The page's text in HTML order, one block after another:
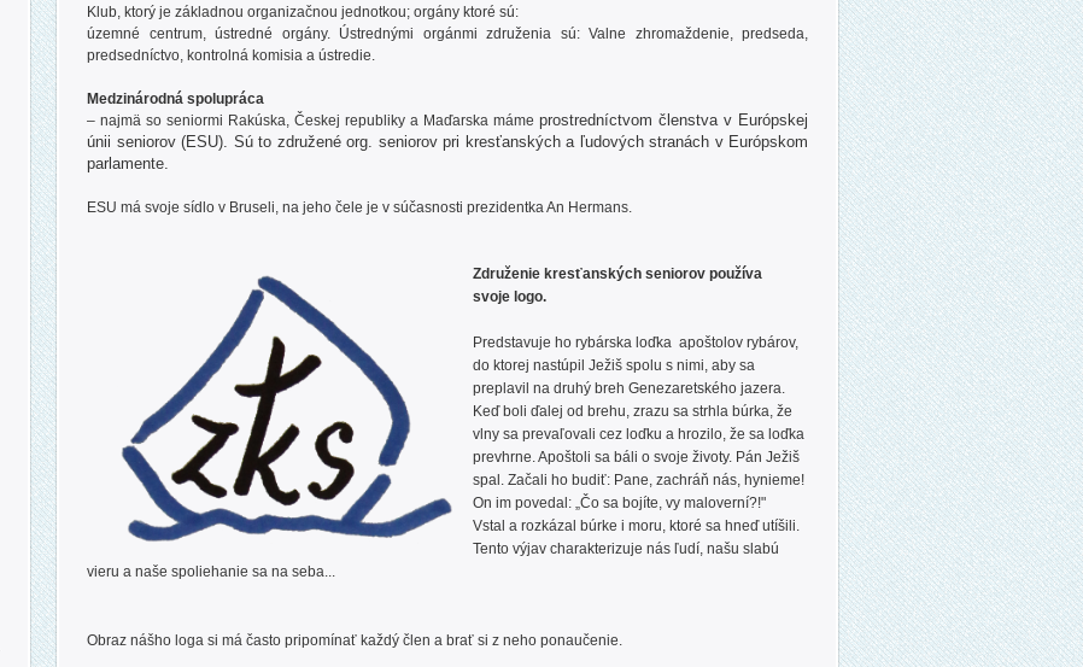
Klub, ktorý je základnou organizačnou jednotkou; orgány ktoré sú:
územné centrum, ústredné orgány. Ústrednými orgánmi združenia sú: Valne zhromaždenie, predseda,
predsedníctvo, kontrolná komisia a ústredie.
Medzinárodná spolupráca
– najmä so seniormi Rakúska, Českej republiky a Maďarska máme prostredníctvom členstva v Európskej
únii seniorov (ESU). Sú to združené org. seniorov pri kresťanských a ľudových stranách v Európskom
parlamente.
ESU má svoje sídlo v Bruseli, na jeho čele je v súčasnosti prezidentka An Hermans.
Združenie kresťanských seniorov používa
svoje logo.
Predstavuje ho rybárska loďka apoštolov rybárov,
do ktorej nastúpil Ježiš spolu s nimi, aby sa
preplavil na druhý breh Genezaretského jazera.
Keď boli ďalej od brehu, zrazu sa strhla búrka, že
vlny sa prevaľovali cez loďku a hrozilo, že sa loďka
prevhrne. Apoštoli sa báli o svoje životy. Pán Ježiš
spal. Začali ho budiť: Pane, zachráň nás, hynieme!
On im povedal: „Čo sa bojíte, vy maloverní?!"
Vstal a rozkázal búrke i moru, ktoré sa hneď utíšili.
Tento výjav charakterizuje nás ľudí, našu slabú
vieru a naše spoliehanie sa na seba...
Obraz nášho loga si má často pripomínať každý člen a brať si z neho ponaučenie.